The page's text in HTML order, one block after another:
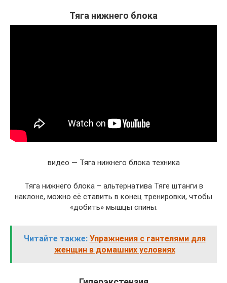
Тяга нижнего блока
видео — Тяга нижнего блока техника
Тяга нижнего блока – альтернатива Тяге штанги в
наклоне, можно её ставить в конец тренировки, чтобы
«добить» мышцы спины.
Читайте также: Упражнения с гантелями для
женщин в домашних условиях